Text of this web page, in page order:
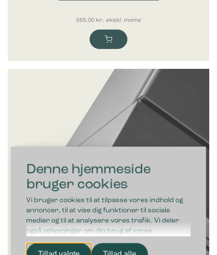
Denne hjemmeside
bruger cookies
Vi bruger cookies til at tilpasse vores indhold og
annoncer, til at vise dig funktioner til sociale
medier og til at analysere vores trafik. Vi deler
også oplysninger om din brug af vores
hjemmeside med vores partnere inden for sociale
medier, annonceringspartnere og
555,00 kr. ekskl. moms